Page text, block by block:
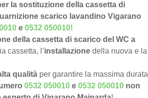
la sostituzione della cassetta di
scarico lavandino Vigarano
e 0532 050010!
della cassetta di scarico del WC a
cassetta, l’installazione della nuova e la
qualità per garantire la massima durata
0532 050010 e 0532 050010 non